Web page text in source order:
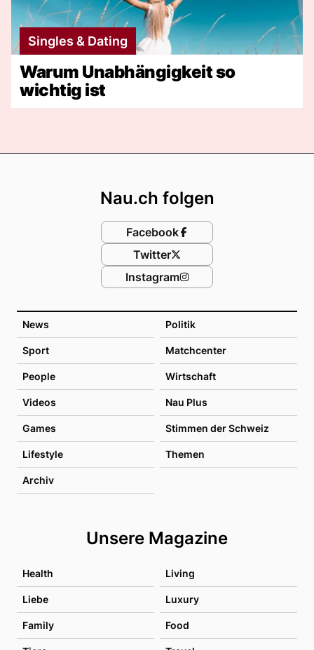
Singles & Dating
Warum Unabhängigkeit so
wichtig ist
News Politik
Sport Matchcenter
People Wirtschaft
Videos Nau Plus
Games Stimmen der Schweiz
Lifestyle Themen
Archiv
Unsere Magazine
Health Living
Liebe Luxury
Family Food
Nau.ch folgen
Facebook
Twitter
Instagram